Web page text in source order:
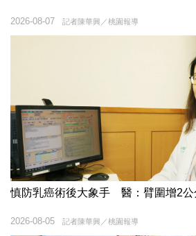
記者陳華興／桃園報導
2026-08-07
慎防乳癌術後大象手 醫：臂圍增2公
記者陳華興／桃園報導
2026-08-05